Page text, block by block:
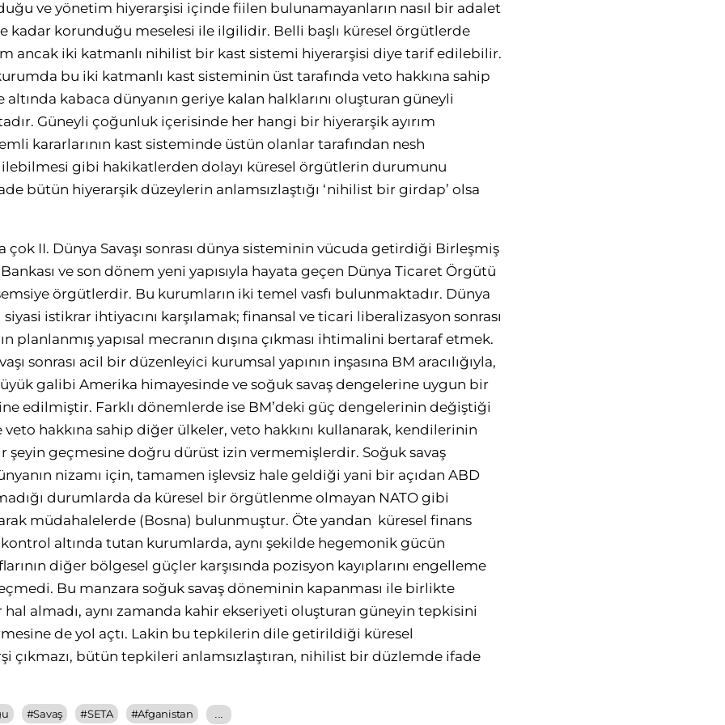
ve yönetim hiyerarşisi içinde fiilen bulunamayanların nasıl bir adalet
kadar korunduğu meselesi ile ilgilidir. Belli başlı küresel örgütlerde
ancak iki katmanlı nihilist bir kast sistemi hiyerarşisi diye tarif edilebilir.
bu iki katmanlı kast sisteminin üst tarafında veto hakkına sahip
altında kabaca dünyanın geriye kalan halklarını oluşturan güneyli
Güneyli çoğunluk içerisinde her hangi bir hiyerarşik ayırım
kararlarının kast sisteminde üstün olanlar tarafından nesh
gibi hakikatlerden dolayı küresel örgütlerin durumunu
bütün hiyerarşik düzeylerin anlamsızlaştığı ‘nihilist bir girdap’ olsa
çok II. Dünya Savaşı sonrası dünya sisteminin vücuda getirdiği Birleşmiş
ve son dönem yeni yapısıyla hayata geçen Dünya Ticaret Örgütü
örgütlerdir. Bu kurumların iki temel vasfı bulunmaktadır. Dünya
siyasi istikrar ihtiyacını karşılamak; finansal ve ticari liberalizasyon sonrası
planlanmış yapısal mecranın dışına çıkması ihtimalini bertaraf etmek.
sonrası acil bir düzenleyici kurumsal yapının inşasına BM aracılığıyla,
galibi Amerika himayesinde ve soğuk savaş dengelerine uygun bir
edilmiştir. Farklı dönemlerde ise BM’deki güç dengelerinin değiştiği
hakkına sahip diğer ülkeler, veto hakkını kullanarak, kendilerinin
şeyin geçmesine doğru dürüst izin vermemişlerdir. Soğuk savaş
nizamı için, tamamen işlevsiz hale geldiği yani bir açıdan ABD
durumlarda da küresel bir örgütlenme olmayan NATO gibi
müdahalelerde (Bosna) bulunmuştur. Öte yandan küresel finans
altında tutan kurumlarda, aynı şekilde hegemonik gücün
diğer bölgesel güçler karşısında pozisyon kayıplarını engelleme
Bu manzara soğuk savaş döneminin kapanması ile birlikte
almadı, aynı zamanda kahir ekseriyeti oluşturan güneyin tepkisini
de yol açtı. Lakin bu tepkilerin dile getirildiği küresel
çıkmazı, bütün tepkileri anlamsızlaştıran, nihilist bir düzlemde ifade
#Savaş #SETA #Afganistan ...